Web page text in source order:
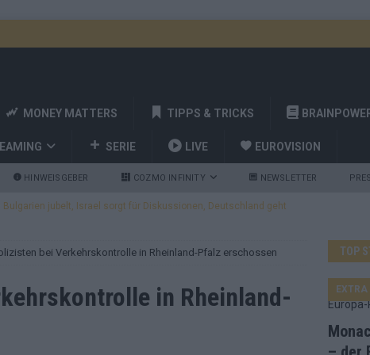
MONEY MATTERS TIPPS & TRICKS
SERIE LIVE EUROVISION
HINWEISGEBER COZMO INFINITY NEWSLETTER
Bulgarien jubelt, Israel sorgt für Diskussionen, Deutschland geht
– Startreihenfolge steht, Deutschland singt als Zweites!
Favorit, Australien aufgestiegen – alle 25 Acts im Kurzcheck
bei Verkehrskontrolle in Rheinland-Pfalz erschossen
in Rheinland-
TOP
EXTRA